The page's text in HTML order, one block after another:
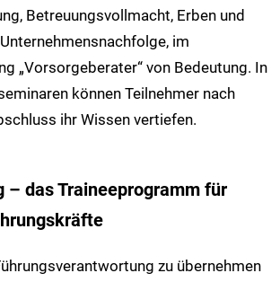
Betreuungsvollmacht, Erben und
im
„Vorsorgeberater“ von Bedeutung. In
können Teilnehmer nach
ihr Wissen vertiefen.
– das Traineeprogramm für
zu übernehmen